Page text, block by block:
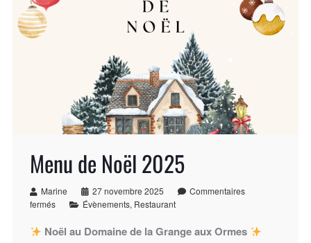
Menu de Noël 2025
Marine 27 novembre 2025
Commentaires
fermés
Évènements, Restaurant
Noël au Domaine de la Grange aux Ormes